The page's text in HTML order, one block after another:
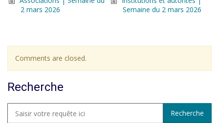
2 mars 2026
Semaine du 2 mars 2026
Comments are closed.
Recherche